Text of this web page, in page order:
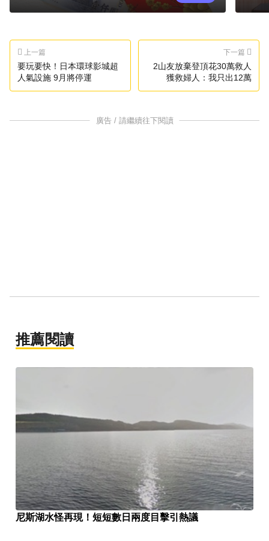
上一篇
要玩要快！日本環球影城超
人氣設施 9月將停運
下一篇
2山友放棄登頂花30萬救人
獲救婦人：我只出12萬
廣告 / 請繼續往下閱讀
推薦閱讀
尼斯湖水怪再現！短短數日兩度目擊引熱議